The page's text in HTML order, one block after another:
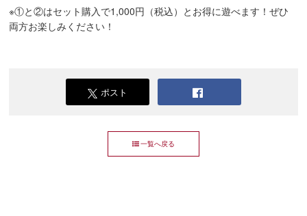
※①と②はセット購入で1,000円（税込）とお得に遊べます！ぜひ
両方お楽しみください！
ポスト
一覧へ戻る